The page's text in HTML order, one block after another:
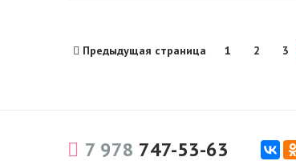
Предыдущая страница 1 2 3
7 978 747-53-63